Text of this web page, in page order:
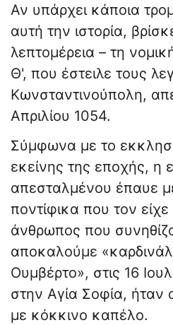
Αν υπάρχει κάποια
αυτή την ιστορία,
λεπτομέρεια – τη
Θ', που έστειλε τους
Κωνσταντινούπολη,
Απριλίου 1054.
​Σύμφωνα με το
εκείνης της εποχής, η
απεσταλμένου έπαυε
ποντίφικα που τον
άνθρωπος που
αποκαλούμε
Ουμβέρτο», στις 16
στην Αγία Σοφία,
με κόκκινο καπέλο.